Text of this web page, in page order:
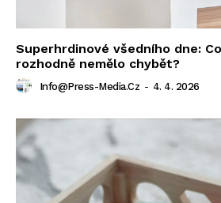
Superhrdinové všedního dne:
rozhodně nemělo chybět?
Info@press-Media.cz - 4. 4. 2026